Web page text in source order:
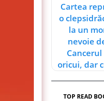
Cartea
o
la un
nevoie
oricui, dar
TOP READ